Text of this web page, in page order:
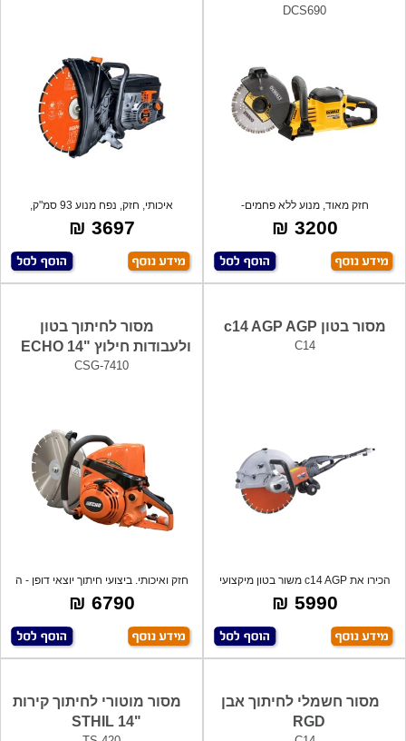
DCS690
חזק מאוד, מנוע ללא פחמים-
BRUSHLESS. מנג
3200 ₪
איכותי, חזק, נפח מנוע 93 סמ"ק,
4000W, מנ
3697 ₪
מסור בטון c14 AGP AGP
C14
הכירו את c14 AGP משור בטון מיקצועי
בעיצו
5990 ₪
מסור לחיתוך בטון
ולעבודות חילוץ "14 ECHO
CSG-7410
חזק ואיכותי. ביצועי חיתוך יוצאי דופן - ה
6790 ₪
מסור חשמלי לחיתוך אבן
RGD
מסור מוטורי לחיתוך קירות
"14 STHIL